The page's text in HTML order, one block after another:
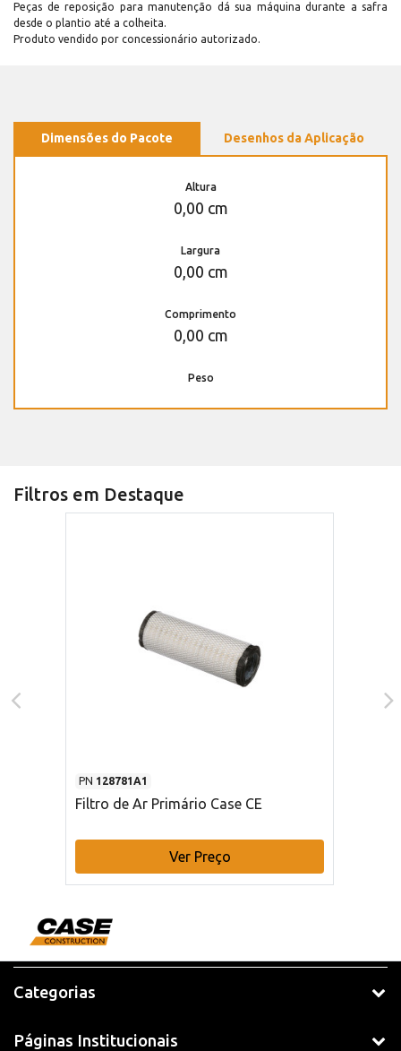
Peças de reposição para manutenção dá sua máquina durante a safra
desde o plantio até a colheita.
Produto vendido por concessionário autorizado.
Dimensões do Pacote Desenhos da Aplicação
Altura
0,00 cm
Largura
0,00 cm
Comprimento
0,00 cm
Peso
Filtros em Destaque
PN 128781A1
Filtro de Ar Primário Case CE
Ver Preço
Categorias
Páginas Institucionais